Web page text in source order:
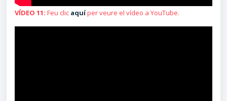
VÍDEO 11: Feu clic aquíper veure el vídeo a YouTube.